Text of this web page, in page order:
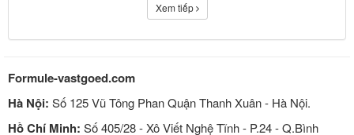
Xem tiếp
Formule-vastgoed.com
Hà Nội: Số 125 Vũ Tông Phan Quận Thanh Xuân - Hà Nội.
Hồ Chí Minh: Số 405/28 - Xô Viết Nghệ Tĩnh - P.24 - Q.Bình